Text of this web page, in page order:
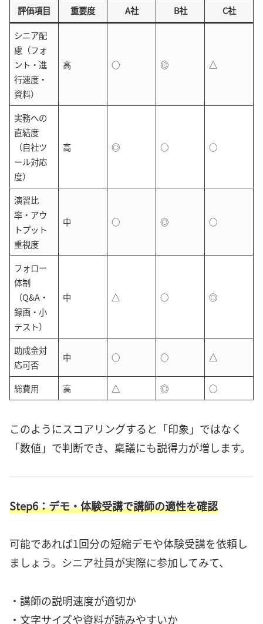
評価項目 重要度 A社 B社
C社
シニア配
慮（フォ
ント・進
行速度・
資料）
高 ○ ◎ △
実務への
直結度
（自社ツ
ール対応
度）
高 ◎ ○ ○
演習比
率・アウ
トプット
重視度
中 ○ ◎ ○
フォロー
体制
（Q&A・
録画・小
テスト）
中 △ ○ ◎
助成金対
応可否
中 ○ ○ △
総費用 高 △ ◎ ○
このようにスコアリングすると「印象」ではなく
「数値」で判断でき、稟議にも説得力が増します。
Step6：デモ・体験受講で講師の適性を確認
可能であれば1回分の短縮デモや体験受講を依頼し
ましょう。シニア社員が実際に参加してみて、
・講師の説明速度が適切か
・文字サイズや資料が読みやすいか